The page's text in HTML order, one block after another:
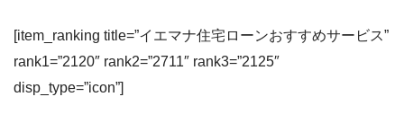
[item_ranking title=”イエマナ住宅ローンおすすめサービス”
rank1=”2120″ rank2=”2711″ rank3=”2125″
disp_type=”icon”]